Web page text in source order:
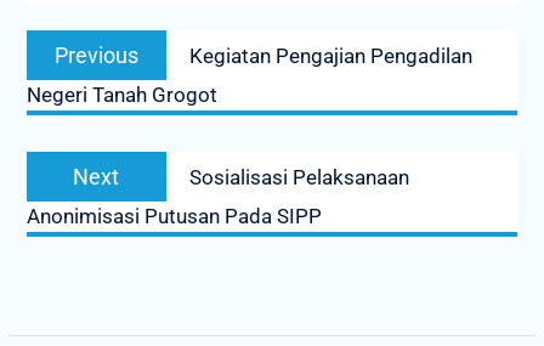
Previous
Kegiatan Pengajian Pengadilan
Negeri Tanah Grogot
Next
Sosialisasi Pelaksanaan
Anonimisasi Putusan Pada SIPP